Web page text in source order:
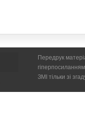
Передрук
ЗМІ тільки зі